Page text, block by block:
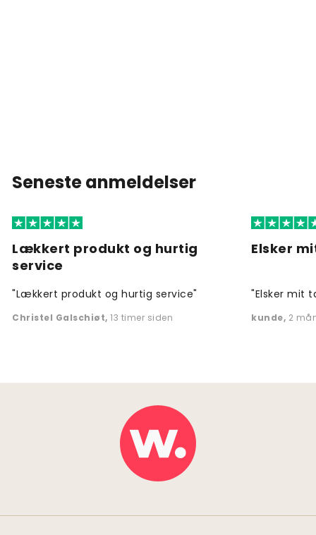
Seneste anmeldelser
Lækkert produkt og hurtig
service
"Lækkert produkt og hurtig service"
Christel Galschiøt, 13 timer siden
Elsker
"Elsker mit
kunde, 2